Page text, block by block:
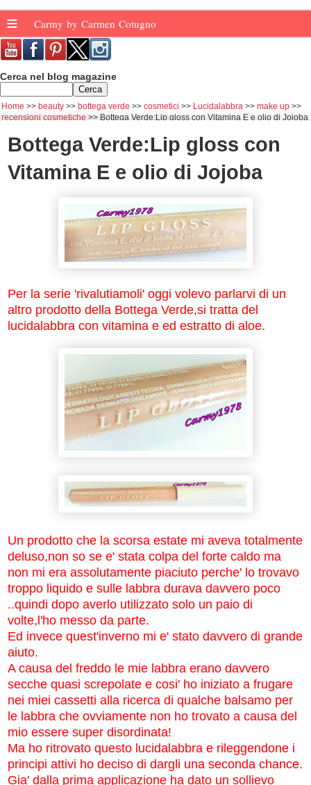
≡ Carmy by Carmen Cotugno
Cerca nel blog magazine
Home beauty bottega verde cosmetici Lucidalabbra
make up
recensioni cosmetiche
Bottega Verde:Lip gloss con Vitamina E e olio di Jojoba
Bottega Verde:Lip gloss con
Vitamina E e olio di Jojoba
Per la serie 'rivalutiamoli' oggi volevo parlarvi di un
altro prodotto della Bottega Verde,si tratta del
lucidalabbra con vitamina e ed estratto di aloe.
Un prodotto che la scorsa estate mi aveva totalmente
deluso,non so se e' stata colpa del forte caldo ma
non mi era assolutamente piaciuto perche' lo trovavo
troppo liquido e sulle labbra durava davvero poco
..quindi dopo averlo utilizzato solo un paio di
volte,l'ho messo da parte.
Ed invece quest'inverno mi e' stato davvero di grande
aiuto.
A causa del freddo le mie labbra erano davvero
secche quasi screpolate e cosi' ho iniziato a frugare
nei miei cassetti alla ricerca di qualche balsamo per
le labbra che ovviamente non ho trovato a causa del
mio essere super disordinata!
Ma ho ritrovato questo lucidalabbra e rileggendone i
principi attivi ho deciso di dargli una seconda chance.
Gia' dalla prima applicazione ha dato un sollievo